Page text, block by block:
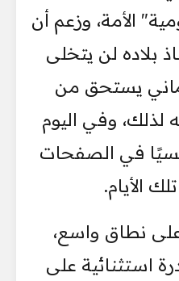
الأمة، وزعم أن
بلاده لن يتخلى
يستحق من
لذلك، وفي اليوم
في الصفحات
الأيام.
نطاق واسع،
استثنائية على